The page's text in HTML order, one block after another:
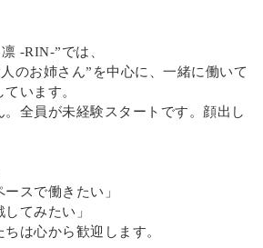
-RIN-”では、
のお姉さん”を中心に、一緒に働いて
います。
全員が未経験スタートです。顔出し
スで働きたい」
てみたい」
は心から歓迎します。